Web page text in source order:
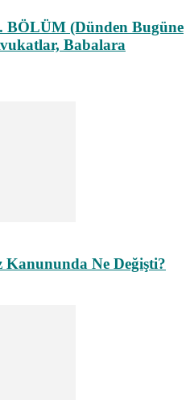
BÖLÜM (Dünden Bugüne
Babalara
Ne Değişti?